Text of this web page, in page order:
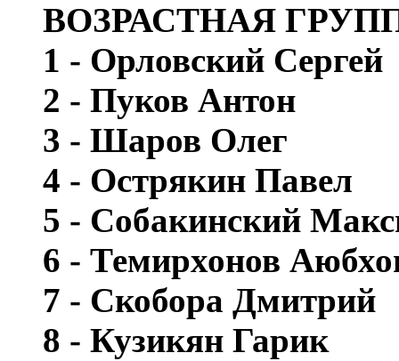
ВОЗРАСТНАЯ
1 - Орловский Сергей
2 - Пуков Антон
3 - Шаров Олег
4 - Острякин Павел
5 - Собакинский
6 - Темирхонов
7 - Скобора Дмитрий
8 - Кузикян Гарик